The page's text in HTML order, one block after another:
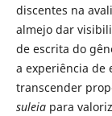
discentes na
almejo dar
de escrita do
a experiência de
transcender
suleiapara